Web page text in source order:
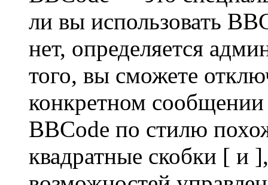
ли вы использовать
нет, определяется
того, вы сможете
конкретном
BBCode по стилю
квадратные скобки [ и